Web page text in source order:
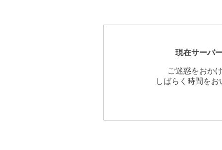
現在サーバ
ご迷惑をおか
しばらく時間を